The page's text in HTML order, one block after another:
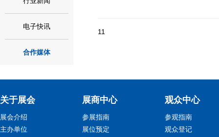
电子快讯
合作媒体
11
关于展会
展会介绍
主办单位
展商中心
参展指南
展位预定
观众中心
参观指南
观众登记